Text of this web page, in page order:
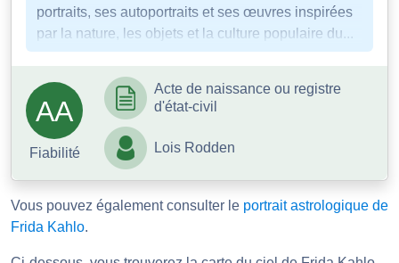
portraits, ses autoportraits et ses œuvres inspirées
par la nature, les objets et la culture populaire du...
AA
Fiabilité
Acte de naissance ou registre
d'état-civil
Lois Rodden
Vous pouvez également consulter le portrait astrologique de
Frida Kahlo.